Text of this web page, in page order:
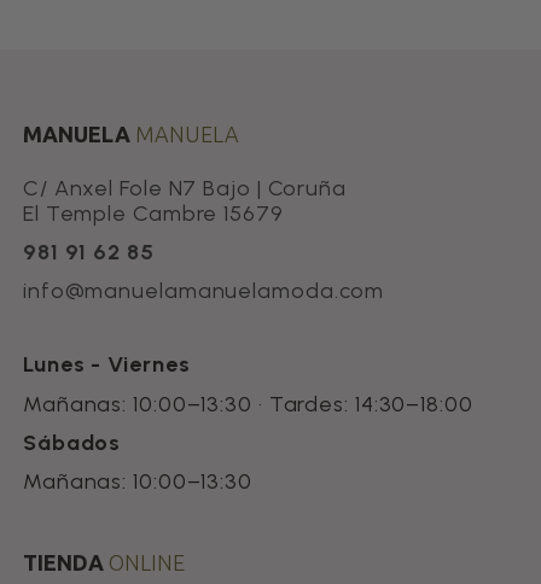
MANUELA MANUELA
C/ Anxel Fole N7 Bajo | Coruña
El Temple Cambre 15679
981 91 62 85
info@manuelamanuelamoda.com
Lunes - Viernes
Mañanas: 10:00–13:30 · Tardes: 14:30–18:00
Sábados
Mañanas: 10:00–13:30
TIENDA ONLINE